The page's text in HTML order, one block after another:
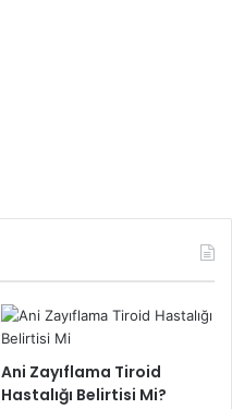
Ani Zayıflama Tiroid
Hastalığı Belirtisi Mi?